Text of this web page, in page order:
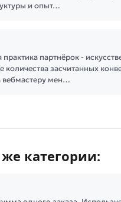
и опыт…
практика партнёрок -
количества засчитанных
вебмастеру мен…
категории: